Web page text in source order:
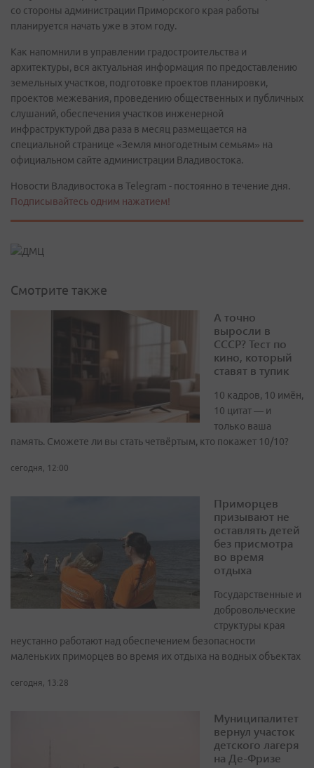
со стороны администрации Приморского края работы
планируется начать уже в этом году.
Как напомнили в управлении градостроительства и
архитектуры, вся актуальная информация по предоставлению
земельных участков, подготовке проектов планировки,
проектов межевания, проведению общественных и публичных
слушаний, обеспечения участков инженерной
инфраструктурой два раза в месяц размещается на
специальной странице «Земля многодетным семьям» на
официальном сайте администрации Владивостока.
Новости Владивостока в Telegram - постоянно в течение дня.
Подписывайтесь одним нажатием!
Смотрите также
А точно
выросли в
СССР? Тест по
кино, который
ставят в тупик
10 кадров, 10 имён,
10 цитат — и
только ваша
память. Сможете ли вы стать четвёртым, кто покажет 10/10?
сегодня, 12:00
Приморцев
призывают не
оставлять детей
без присмотра
во время
отдыха
Государственные и
добровольческие
структуры края
неустанно работают над обеспечением безопасности
маленьких приморцев во время их отдыха на водных объектах
сегодня, 13:28
Муниципалитет
вернул участок
детского лагеря
на Де-Фризе